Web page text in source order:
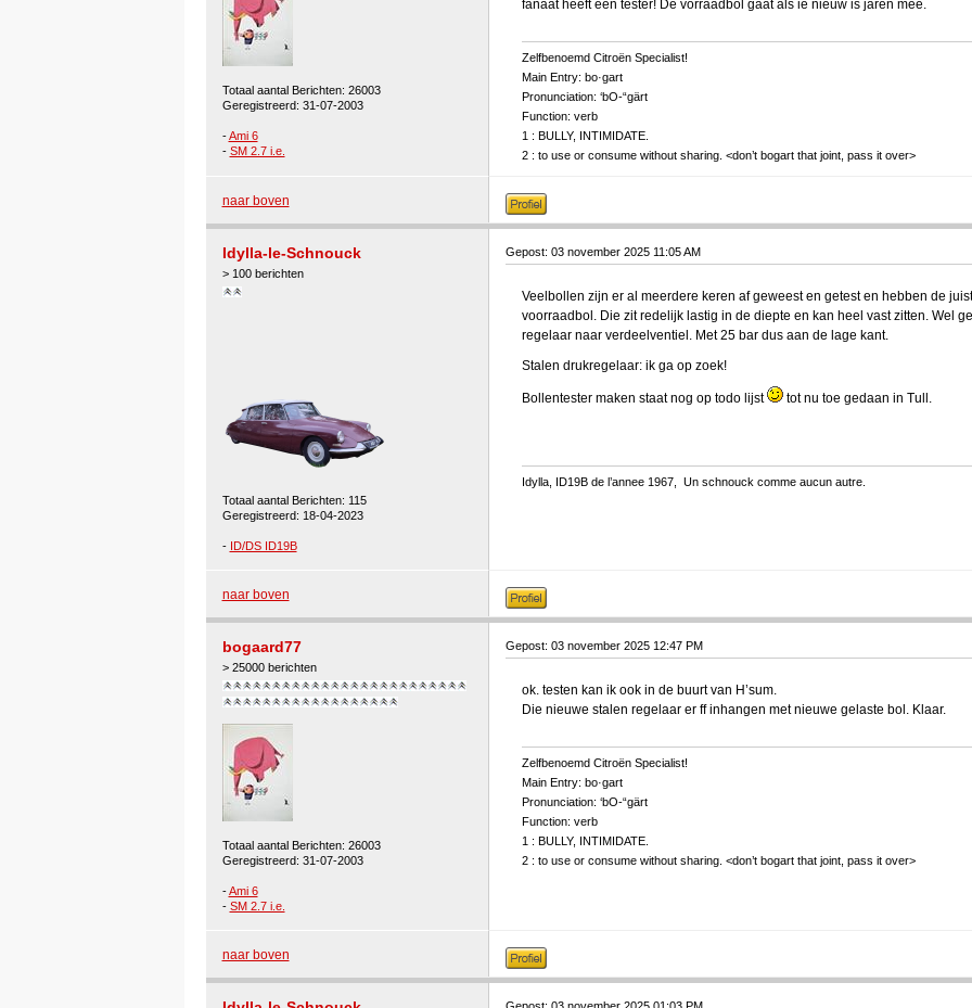
Totaal aantal Berichten: 26003
Geregistreerd: 31-07-2003
-Ami 6
- SM 2.7 i.e.
fanaat heeft een tester! De vorraadbol gaat als ie nieuw is jaren mee.
Zelfbenoemd Citroën Specialist!
Main Entry: bo·gart
Pronunciation: ‘bO-“gärt
Function: verb
1 : BULLY, INTIMIDATE.
2 : to use or consume without sharing. <don’t bogart that joint, pass it over>
naar boven
Idylla-le-Schnouck
> 100 berichten
Totaal aantal Berichten: 115
Geregistreerd: 18-04-2023
- ID/DS ID19B
Gepost: 03 november 2025 11:05 AM
Veelbollen zijn er al meerdere keren af geweest en getest en hebben de
voorraadbol. Die zit redelijk lastig in de diepte en kan heel vast zitten. Wel
regelaar naar verdeelventiel. Met 25 bar dus aan de lage kant.
Stalen drukregelaar: ik ga op zoek!
Bollentester maken staat nog op todo lijst tot nu toe gedaan in Tull.
Idylla, ID19B de l’annee 1967, Un schnouck comme aucun autre.
naar boven
bogaard77
> 25000 berichten
Totaal aantal Berichten: 26003
Geregistreerd: 31-07-2003
-Ami 6
- SM 2.7 i.e.
Gepost: 03 november 2025 12:47 PM
ok. testen kan ik ook in de buurt van H’sum.
Die nieuwe stalen regelaar er ff inhangen met nieuwe gelaste bol. Klaar.
Zelfbenoemd Citroën Specialist!
Main Entry: bo·gart
Pronunciation: ‘bO-“gärt
Function: verb
1 : BULLY, INTIMIDATE.
2 : to use or consume without sharing. <don’t bogart that joint, pass it over>
naar boven